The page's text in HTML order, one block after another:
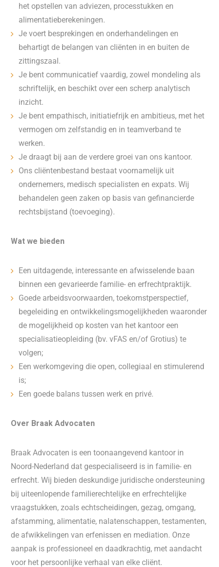
het opstellen van adviezen, processtukken en
alimentatieberekeningen.
Je voert besprekingen en onderhandelingen en
behartigt de belangen van cliënten in en buiten de
zittingszaal.
Je bent communicatief vaardig, zowel mondeling als
schriftelijk, en beschikt over een scherp analytisch
inzicht.
Je bent empathisch, initiatiefrijk en ambitieus, met het
vermogen om zelfstandig en in teamverband te
werken.
Je draagt bij aan de verdere groei van ons kantoor.
Ons cliëntenbestand bestaat voornamelijk uit
ondernemers, medisch specialisten en expats. Wij
behandelen geen zaken op basis van gefinancierde
rechtsbijstand (toevoeging).
Wat we bieden
Een uitdagende, interessante en afwisselende baan
binnen een gevarieerde familie- en erfrechtpraktijk.
Goede arbeidsvoorwaarden, toekomstperspectief,
begeleiding en ontwikkelingsmogelijkheden waaronder
de mogelijkheid op kosten van het kantoor een
specialisatieopleiding (bv. vFAS en/of Grotius) te
volgen;
Een werkomgeving die open, collegiaal en stimulerend
is;
Een goede balans tussen werk en privé.
Over Braak Advocaten
Braak Advocaten is een toonaangevend kantoor in
Noord-Nederland dat gespecialiseerd is in familie- en
erfrecht. Wij bieden deskundige juridische ondersteuning
bij uiteenlopende familierechtelijke en erfrechtelijke
vraagstukken, zoals echtscheidingen, gezag, omgang,
afstamming, alimentatie, nalatenschappen, testamenten,
de afwikkelingen van erfenissen en mediation. Onze
aanpak is professioneel en daadkrachtig, met aandacht
voor het persoonlijke verhaal van elke cliënt.